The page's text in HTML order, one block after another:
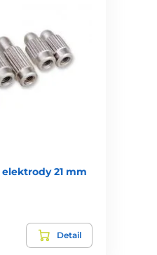
21 mm
Detail